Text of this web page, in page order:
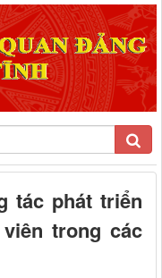
tác phát triển
trong các